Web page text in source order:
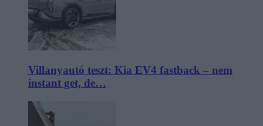
Villanyautó teszt: Kia EV4 fastback – nem
instant get, de…